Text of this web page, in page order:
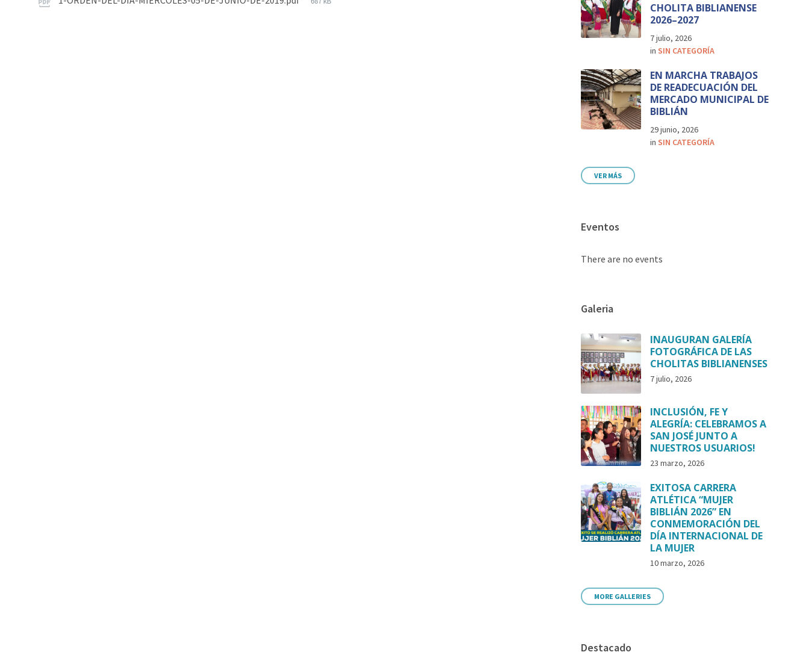
CHOLITA BIBLIANENSE
2026–2027
7 julio, 2026
inSIN CATEGORÍA
EN MARCHA TRABAJOS
DE READECUACIÓN DEL
MERCADO MUNICIPAL DE
BIBLIÁN
29 junio, 2026
inSIN CATEGORÍA
VER MÁS
Eventos
There are no events
Galeria
INAUGURAN GALERÍA
FOTOGRÁFICA DE LAS
CHOLITAS BIBLIANENSES
7 julio, 2026
INCLUSIÓN, FE Y
ALEGRÍA: CELEBRAMOS A
SAN JOSÉ JUNTO A
NUESTROS USUARIOS!
23 marzo, 2026
EXITOSA CARRERA
ATLÉTICA “MUJER
BIBLIÁN 2026” EN
CONMEMORACIÓN DEL
DÍA INTERNACIONAL DE
LA MUJER
10 marzo, 2026
MORE GALLERIES
Destacado